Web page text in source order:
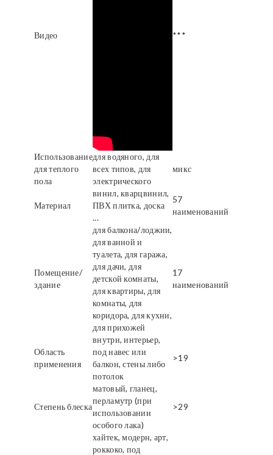
Видео ***
Использование
для теплого
пола
для водяного, для
всех типов, для
электрического
микс
Материал
винил, кварцвинил,
ПВХ плитка, доска
...
57
наименований
Помещение/
здание
для балкона/лоджии,
для ванной и
туалета, для гаража,
для дачи, для
детской комнаты,
для квартиры, для
комнаты, для
коридора, для кухни,
для прихожей
17
наименований
Область
применения
внутри, интерьер,
под навес или
балкон, стены либо
потолок
>19
Степень блеска
матовый, гланец,
перламутр (при
использовании
особого лака)
>29
хайтек, модерн, арт,
роккоко, под